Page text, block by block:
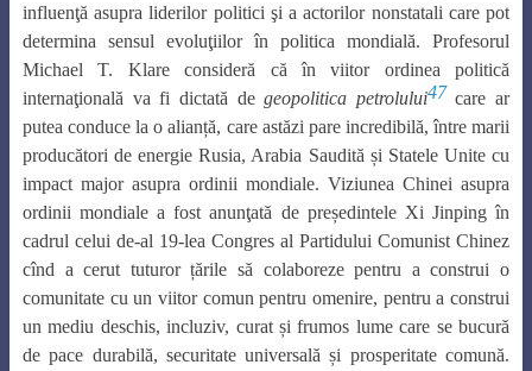
influenţă asupra liderilor politici şi a actorilor nonstatali care pot
determina sensul evoluţiilor în politica mondială. Profesorul
Michael T. Klare consideră că în viitor ordinea politică
internaţională va fi dictată degeopolitica petrolului47 care ar
putea conduce la o alianță, care astăzi pare incredibilă, între marii
producători de energie Rusia, Arabia Saudită și Statele Unite cu
impact major asupra ordinii mondiale. Viziunea Chinei asupra
ordinii mondiale a fost anunţată de președintele Xi Jinping în
cadrul celui de-al 19-lea Congres al Partidului Comunist Chinez
cînd a cerut tuturor țările să colaboreze pentru a construi o
comunitate cu un viitor comun pentru omenire, pentru a construi
un mediu deschis, incluziv, curat și frumos lume care se bucură
de pace durabilă, securitate universală și prosperitate comună.